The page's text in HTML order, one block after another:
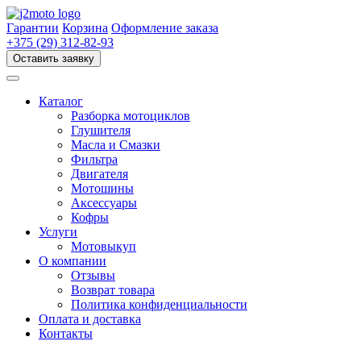
Перейти
к
содержимому
Гарантии Корзина Оформление заказа
+375 (29) 312-82-93
Оставить заявку
Каталог
Разборка мотоциклов
Глушителя
Масла и Смазки
Фильтра
Двигателя
Мотошины
Аксессуары
Кофры
Услуги
Мотовыкуп
О компании
Отзывы
Возврат товара
Политика конфиденциальности
Оплата и доставка
Контакты